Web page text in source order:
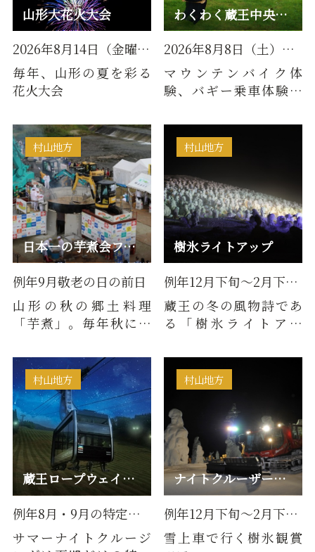
山形大花火大会
2026年8月14日（金曜日）
毎年、山形の夏を彩る
花火大会
わくわく蔵王中央高原 GREEN FESTA
2026年8月8日（土）～2026年8…
マウンテンバイク体
験、バギー乗車体験や
など、みんなで楽しめ
るイベント…
日本一の芋煮会フェスティバル
村山地方
例年9月敬老の日の前日
山形の秋の郷土料理
「芋煮」。毎年秋にな
河川敷などで「芋煮
会」を開き、…
樹氷ライトアップ
村山地方
例年12月下旬～2月下旬の特定…
蔵王の冬の風物詩であ
る「樹氷ライトアッ
ロープウェイ沿線およ
び地蔵山頂…
蔵王ロープウェイ サマーナイトクルージング
村山地方
例年8月・9月の特定日開催
サマーナイトクルージ
ナイトクルーザー号で行く樹氷幻想回廊ツアー
村山地方
例年12月下旬～2月下旬の特定…
雪上車で行く樹氷観賞